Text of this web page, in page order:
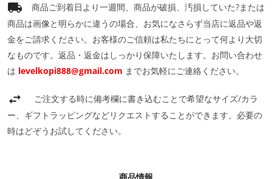
商品ご到着日より一週間、商品が破損、汚損していた?または
商品は画像と明らかに違うの場合、お気になさらず当店に返品や返
金をご請求ください。お客様のご信頼は私たちにとって何より大切
なものです。返品・返金はしっかり保障いたします。お問い合わせ
は levelkopi888@gmail.com までお気軽にご連絡ください。
ご注文する時に備考欄に書き込むことで希望なサイズ/カラ
ー、ギフトラッピングなどリクエストすることができます。必要の
時はどぞうお試してください。